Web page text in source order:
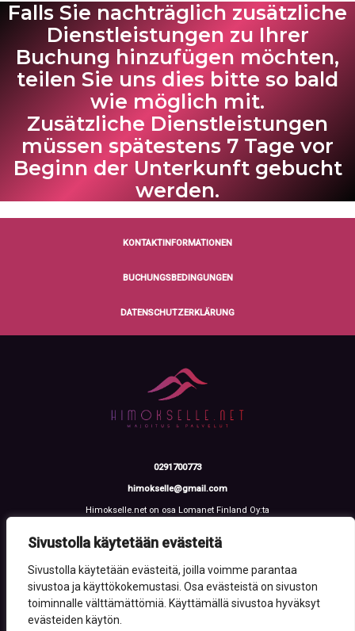
Sivustolla käytetään evästeitä
Sivustolla käytetään evästeitä, joilla voimme parantaa
sivustoa ja käyttökokemustasi. Osa evästeistä on sivuston
toiminnalle välttämättömiä. Käyttämällä sivustoa hyväksyt
evästeiden käytön.
Falls Sie nachträglich zusätzliche
Dienstleistungen zu Ihrer
Buchung hinzufügen möchten,
teilen Sie uns dies bitte so bald
wie möglich mit.
Zusätzliche Dienstleistungen
müssen spätestens 7 Tage vor
Beginn der Unterkunft gebucht
werden.
KONTAKTINFORMATIONEN
BUCHUNGSBEDINGUNGEN
DATENSCHUTZERKLÄRUNG
0291700773
himokselle@gmail.com
Himokselle.net on osa Lomanet Finland Oy:ta
Y-tunnus: 3612108-2